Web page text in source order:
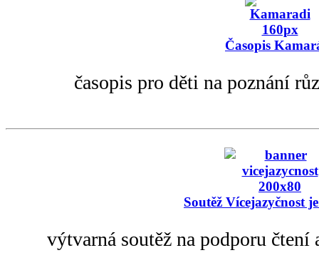
Časopis
časopis pro děti na poznání
Soutěž Vícejazyčnost
výtvarná soutěž na podporu